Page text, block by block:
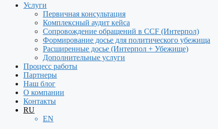
Услуги
Первичная консультация
Комплексный аудит кейса
Сопровождение обращений в CCF (Интерпол)
Формирование досье для политического убежища
Расширенные досье (Интерпол + Убежище)
Дополнительные услуги
Процесс работы
Партнеры
Наш блог
О компании
Контакты
RU
EN